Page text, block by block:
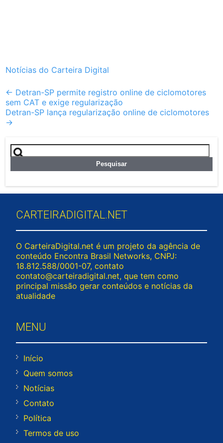
Notícias do Carteira Digital
Post
navigation
← Detran-SP permite registro online de ciclomotores
sem CAT e exige regularização
Detran-SP lança regularização online de ciclomotores
→
Pesquisar
por:
CARTEIRADIGITAL.NET
O CarteiraDigital.net é um projeto da agência de
conteúdo Encontra Brasil Networks, CNPJ:
18.812.588/0001-07, contato
contato@carteiradigital.net, que tem como
principal missão gerar conteúdos e notícias da
atualidade
MENU
Início
Quem somos
Notícias
Contato
Política
Termos de uso